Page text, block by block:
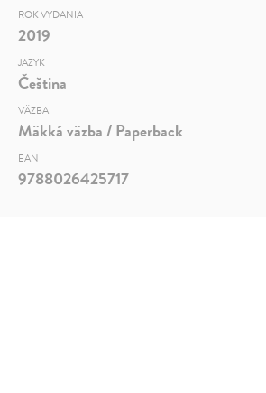
ROK VYDANIA
2019
JAZYK
Čeština
VÄZBA
Mäkká väzba / Paperback
EAN
9788026425717